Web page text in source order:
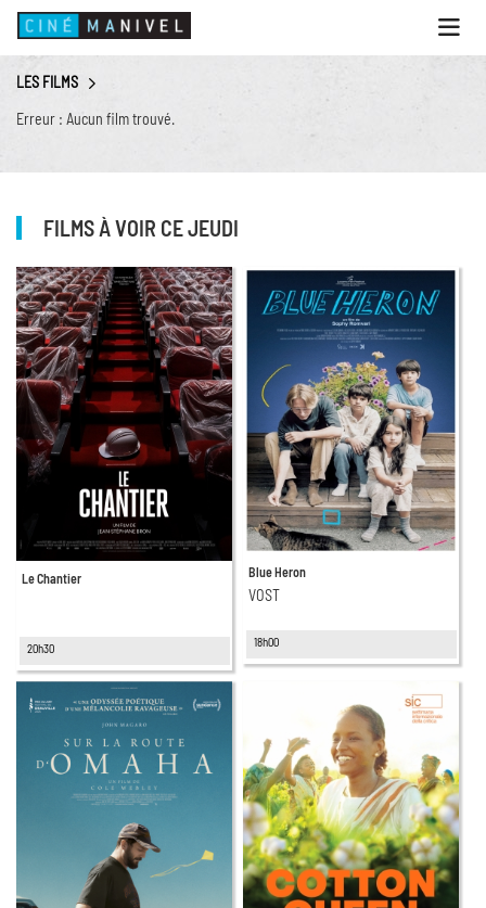
le
menu
ACCUEIL
PROGRAMME
ANIMATIONS
CINÉ CAFÉ | RESTAURANT
INFOS PRATIQUES
LES FILMS
Erreur : Aucun film trouvé.
FILMS À VOIR CE JEUDI
Le Chantier
20h30
Blue Heron
VOST
18h00